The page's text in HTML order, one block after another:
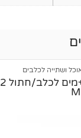
ושתייה לכלבים
סט כלי לאוכל +מים לכלב/חתול 2